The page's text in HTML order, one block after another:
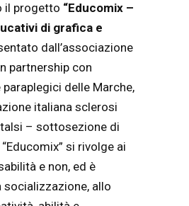
il progetto “Educomix –
di grafica e
dall’associazione
partnership con
paraplegici delle Marche,
italiana sclerosi
– sottosezione di
si rivolge ai
e non, ed è
allo